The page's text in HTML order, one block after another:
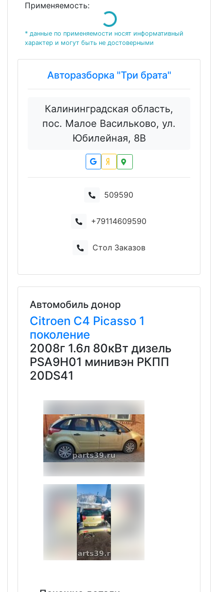
Применяемость:
Loading...
* данные по применяемости носят информативный
характер и могут быть не достоверными
Авторазборка "Три брата"
Калининградская область,
пос. Малое Васильково, ул.
Юбилейная, 8В
509590
+79114609590
Стол Заказов
Автомобиль донор
Citroen C4 Picasso 1
поколение
2008г 1.6л 80кВт дизель
PSA9H01 минивэн РКПП
20DS41